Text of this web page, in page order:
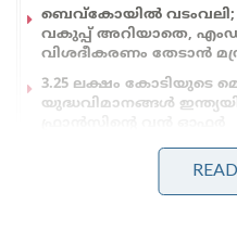
ബെവ്കോയിൽ വടംവലി;
വകുപ്പ് അറിയാതെ,
വിശദീകരണം തേടാൻ
3.25 ലക്ഷം കോടിയുടെ
യുദ്ധവിമാനങ്ങൾ
കഴിഞ്ഞ സെപ്റ്റംബ‍ർ